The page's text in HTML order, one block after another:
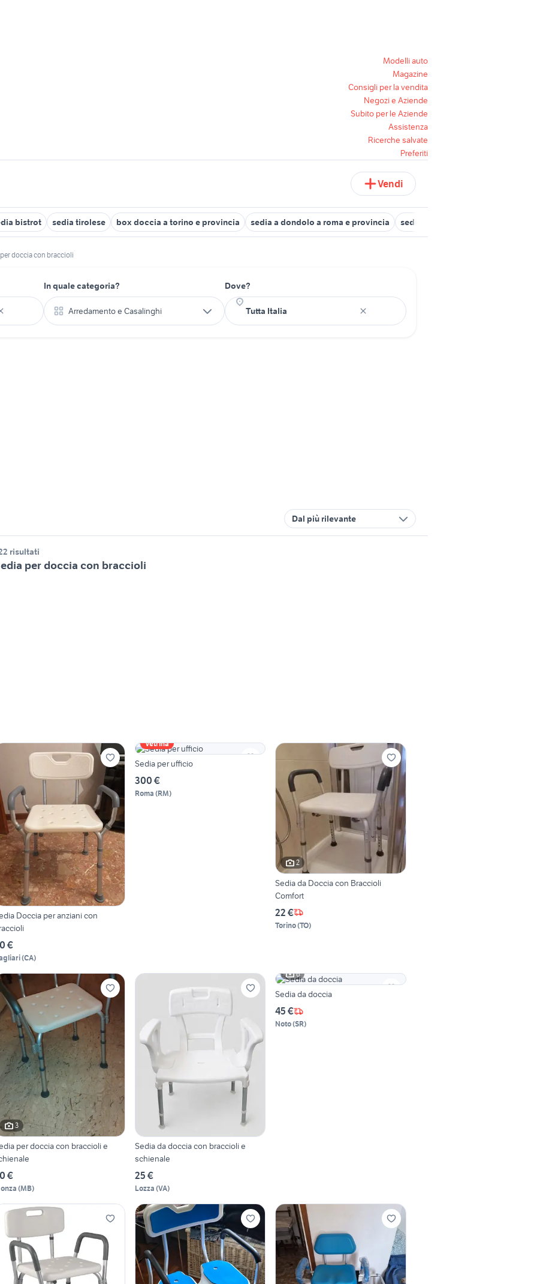
Modelli auto
Magazine
Consigli per la vendita
Negozi e Aziende
Subito per le Aziende
Assistenza
Ricerche salvate
Preferiti
Vendi
bistrot sedia tirolese box doccia a torino e provincia sedia a dondolo a roma e provincia sedia a rotelle elettrica usata
doccia con braccioli
In quale categoria?
Arredamento e Casalinghi
Dove?
Dal più rilevante
risultati
per doccia con braccioli
Doccia per anziani con
€
(CA)
Vetrina
Sedia per ufficio
300 €
Roma (RM)
2
Sedia da Doccia con Braccioli
Comfort
22 €
Torino(TO)
3
per doccia con braccioli e
€
(MB)
Sedia da doccia con braccioli e
schienale
25 €
Lozza (VA)
6
Sedia da doccia
45 €
Noto(SR)